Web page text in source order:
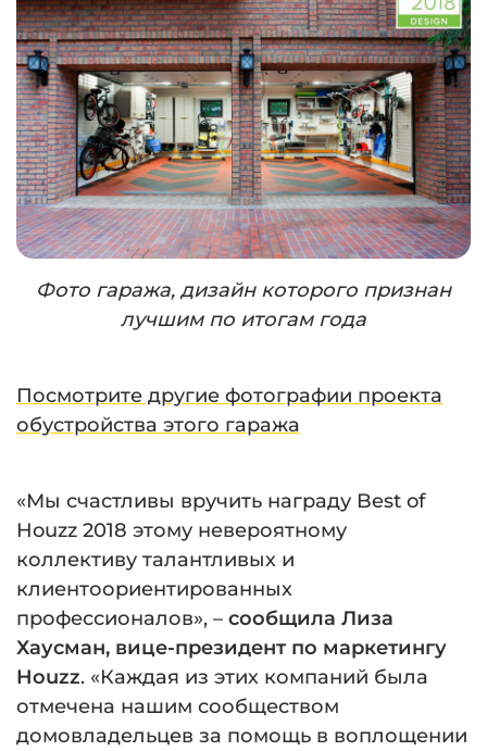
Фото гаража, дизайн которого признан
лучшим по итогам года
Посмотрите другие фотографии проекта
обустройства этого гаража
«Мы счастливы вручить награду Best of
Houzz 2018 этому невероятному
коллективу талантливых и
клиентоориентированных
профессионалов», – сообщила Лиза
Хаусман, вице-президент по маркетингу
Houzz. «Каждая из этих компаний была
отмечена нашим сообществом
домовладельцев за помощь в воплощении